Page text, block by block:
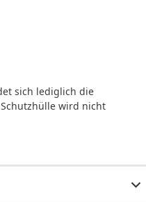
sich lediglich die
wird nicht